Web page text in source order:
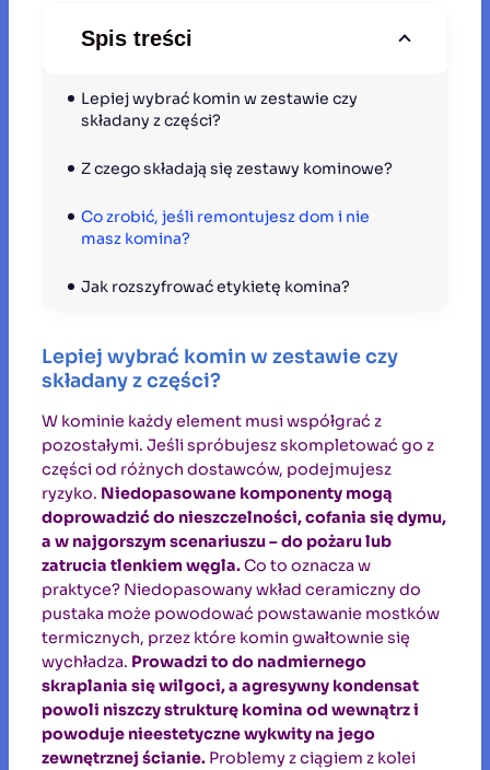
Spis treści
Lepiej wybrać komin w zestawie czy
składany z części?
Z czego składają się zestawy kominowe?
Co zrobić, jeśli remontujesz dom i nie
masz komina?
Jak rozszyfrować etykietę komina?
Lepiej wybrać komin w zestawie czy
składany z części?
W kominie każdy element musi współgrać z
pozostałymi. Jeśli spróbujesz skompletować go z
części od różnych dostawców, podejmujesz
ryzyko. Niedopasowane komponenty mogą
doprowadzić do nieszczelności, cofania się dymu,
a w najgorszym scenariuszu – do pożaru lub
zatrucia tlenkiem węgla.Co to oznacza w
praktyce? Niedopasowany wkład ceramiczny do
pustaka może powodować powstawanie mostków
termicznych, przez które komin gwałtownie się
wychładza. Prowadzi to do nadmiernego
skraplania się wilgoci, a agresywny kondensat
powoli niszczy strukturę komina od wewnątrz i
powoduje nieestetyczne wykwity na jego
zewnętrznej ścianie. Problemy z ciągiem z kolei